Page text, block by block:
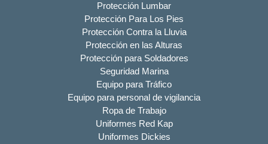
Protección Lumbar
Protección Para Los Pies
Protección Contra la Lluvia
Protección en las Alturas
Protección para Soldadores
Seguridad Marina
Equipo para Tráfico
Equipo para personal de vigilancia
Ropa de Trabajo
Uniformes Red Kap
Uniformes Dickies